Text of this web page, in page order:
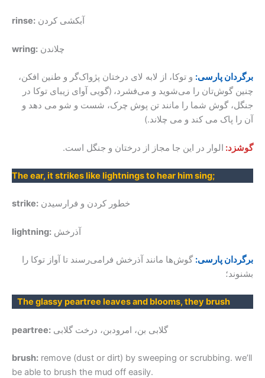
rinse: آبکشی کردن
wring: چلاندن
برگردان پارسی: و توکا، از لابه لای درختان پژواک‌گر و طنین افکن،
چنین گوش‌تان را می‌شوید و می‌فشرد، (گویی آوای زیبای توکا در
جنگل، گوش شما را مانند تن پوش چرک، شست و شو می دهد و
آن را پاک می کند و می چلاند.)
گوشزد: الوار در این جا مجاز از درختان و جنگل است.
The ear, it strikes like lightnings to hear him sing;
strike: خطور کردن و فرارسیدن
lightning: آذرخش
برگردان پارسی: گوش‌ها مانند آذرخش فرامی‌رسند تا آواز توکا را
بشنوند؛
The glassy peartree leaves and blooms, they brush
peartree: گلابی بن، امرودبن، درخت گلابی
brush: remove (dust or dirt) by sweeping or scrubbing. we’ll
be able to brush the mud off easily.